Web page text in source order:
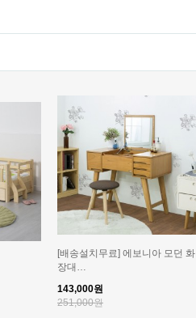
[배송설치무료] 에보니아 모던 화
장대…
143,000원
251,000원